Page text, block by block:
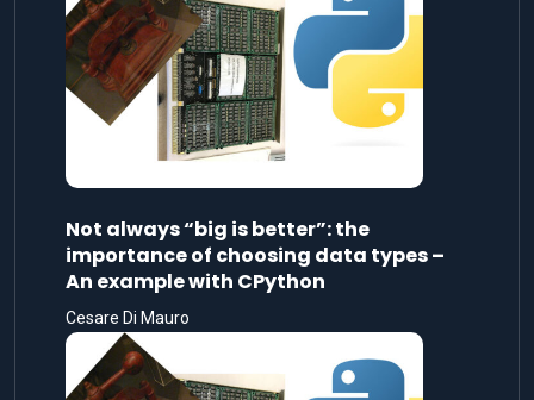
Not always “big is better”: the
importance of choosing data types –
An example with CPython
Cesare Di Mauro